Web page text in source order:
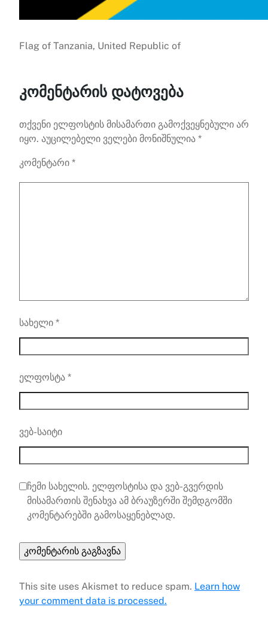
Flag of Tanzania, United Republic of
კომენტარის დატოვება
თქვენი ელფოსტის მისამართი გამოქვეყნებული არ
იყო. აუცილებელი ველები მონიშნულია *
კომენტარი *
სახელი *
ელფოსტა *
ვებ-საიტი
ჩემი სახელის. ელფოსტისა და ვებ-გვერდის
მისამართის შენახვა ამ ბრაუზერში შემდგომში
კომენტარებში გამოსაყენებლად.
This site uses Akismet to reduce spam. Learn how
your comment data is processed.